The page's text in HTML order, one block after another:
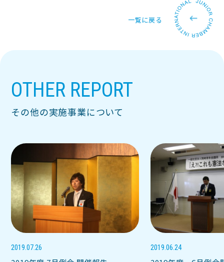
一覧に戻る
OTHER REPORT
その他の実施事業について
2019.07.26 2019.06.24